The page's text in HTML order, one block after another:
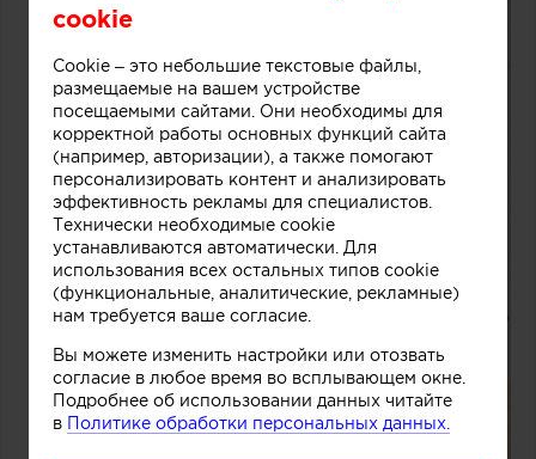
cookie
Cookie – это небольшие текстовые файлы,
размещаемые на вашем устройстве
посещаемыми сайтами. Они необходимы для
корректной работы основных функций сайта
(например, авторизации), а также помогают
персонализировать контент и анализировать
эффективность рекламы для специалистов.
Технически необходимые cookie
устанавливаются автоматически. Для
использования всех остальных типов cookie
(функциональные, аналитические, рекламные)
нам требуется ваше согласие.
Вы можете изменить настройки или отозвать
согласие в любое время во всплывающем окне.
Подробнее об использовании данных читайте
в Политике обработки персональных данных.